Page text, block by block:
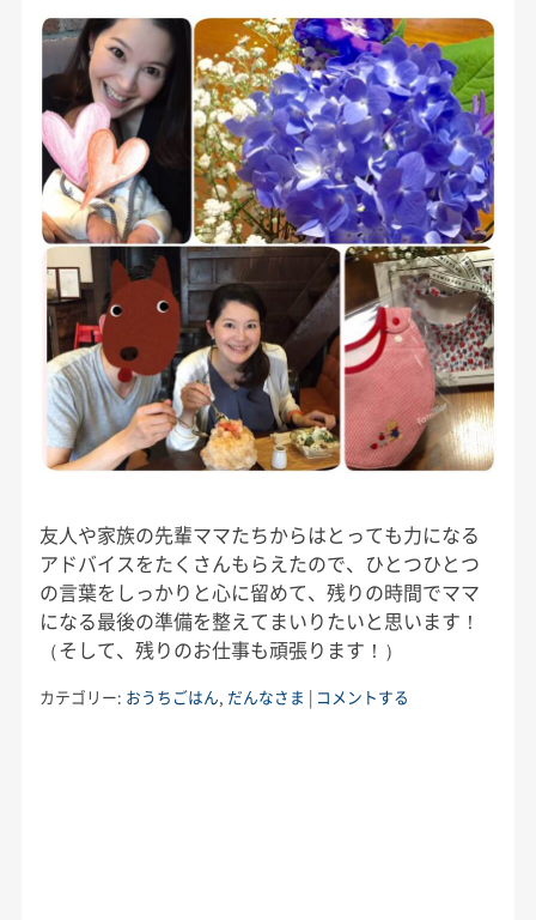
友人や家族の先輩ママたちからはとっても力になる
アドバイスをたくさんもらえたので、ひとつひとつ
の言葉をしっかりと心に留めて、残りの時間でママ
になる最後の準備を整えてまいりたいと思います！
（そして、残りのお仕事も頑張ります！）
カテゴリー: おうちごはん, だんなさま | コメントする